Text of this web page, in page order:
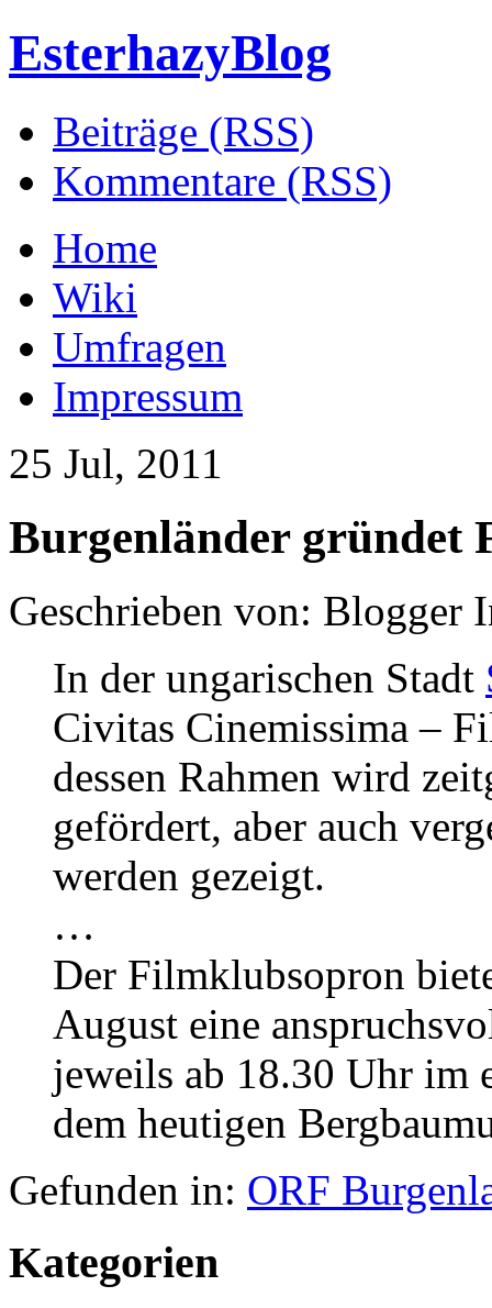
EsterhazyBlog
Beiträge (RSS)
Kommentare (RSS)
Home
Wiki
Umfragen
Impressum
25 Jul, 2011
Burgenländer gründet
Geschrieben von: Blogger
In der ungarischen Stadt
Civitas Cinemissima –
dessen Rahmen wird
gefördert, aber auch
werden gezeigt.
…
Der Filmklubsopron
August eine
jeweils ab 18.30 Uhr im
dem heutigen
Gefunden in: ORF
Kategorien